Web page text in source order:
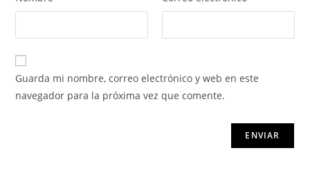
Guarda mi nombre, correo electrónico y web en este
navegador para la próxima vez que comente.